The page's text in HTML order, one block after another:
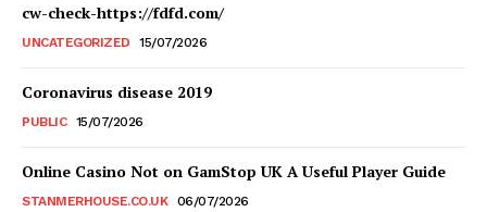
cw-check-https://fdfd.com/
UNCATEGORIZED 15/07/2026
Coronavirus disease 2019
PUBLIC 15/07/2026
Online Casino Not on GamStop UK A Useful Player Guide
STANMERHOUSE.CO.UK 06/07/2026